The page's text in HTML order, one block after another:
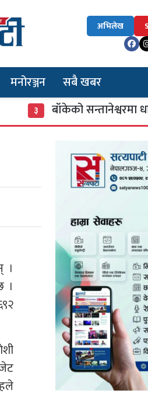
अभिलेख
मनोरञ्जन सबै खबर
बाँकेको सन्तानेश्वरमा धार्मिक
।
।